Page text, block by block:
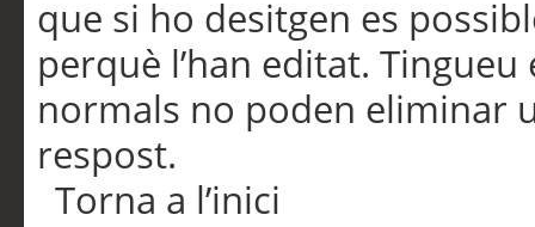
que si ho desitgen es
perquè l’han editat.
normals no poden eliminar
respost.
Torna a l’inici